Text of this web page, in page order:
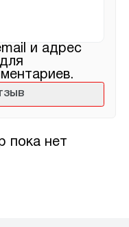
пока нет
и адрес